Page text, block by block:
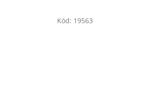
Kód: 19563